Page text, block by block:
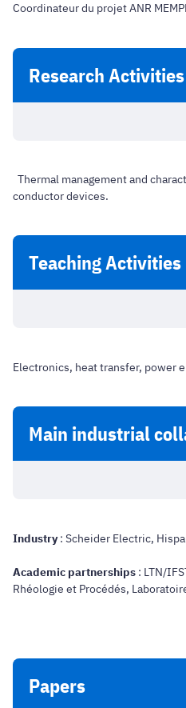
Coordinateur du projet ANR
Research Activities
Thermal management and
conductor devices.
Teaching Activities
Electronics, heat transfer, power
Main industrial
Industry: Scheider Electric,
Academic partnerships : LTN/
Rhéologie et Procédés,
Papers